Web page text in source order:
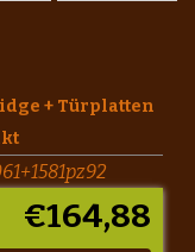
+ Türplatten
€164,88